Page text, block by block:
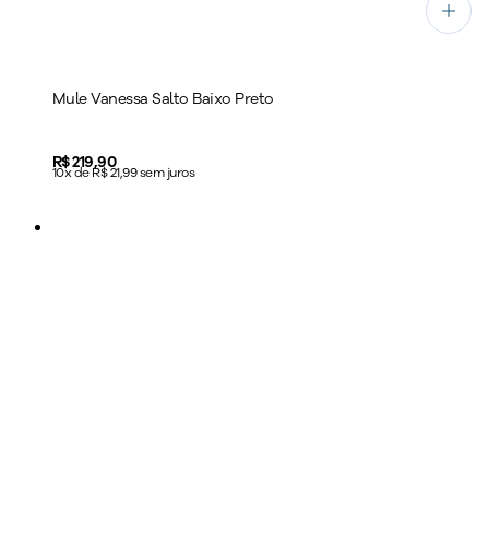
Mule Vanessa Salto Baixo Preto
Price:
R$ 219,90
10x de R$ 21,99 sem juros